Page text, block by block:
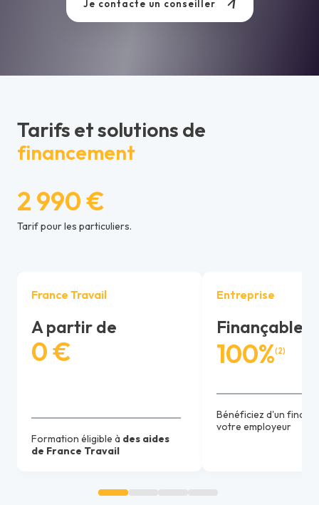
Je contacte un conseiller
Tarifs et solutions de
financement
2 990 €
Tarif pour les particuliers.
France Travail
A partir de
0 €
Formation éligible à des aides
de France Travail
Entreprise
Finançable
100%(2)
Bénéficiez d'un
votre employeur